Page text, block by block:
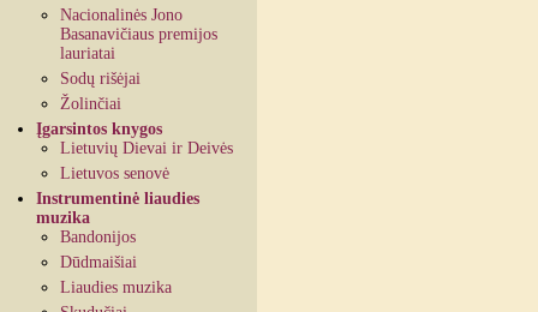
Nacionalinės Jono
Basanavičiaus premijos
lauriatai
Sodų rišėjai
Žolinčiai
Įgarsintos knygos
Lietuvių Dievai ir Deivės
Lietuvos senovė
Instrumentinė liaudies
muzika
Bandonijos
Dūdmaišiai
Liaudies muzika